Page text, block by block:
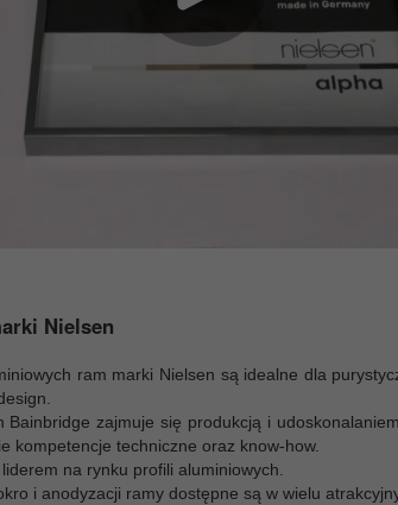
Nielsen
ram marki Nielsen są idealne dla
zajmuje się produkcją i
kompetencje techniczne oraz know-how.
na rynku profili aluminiowych.
i anodyzacji ramy dostępne są w wielu